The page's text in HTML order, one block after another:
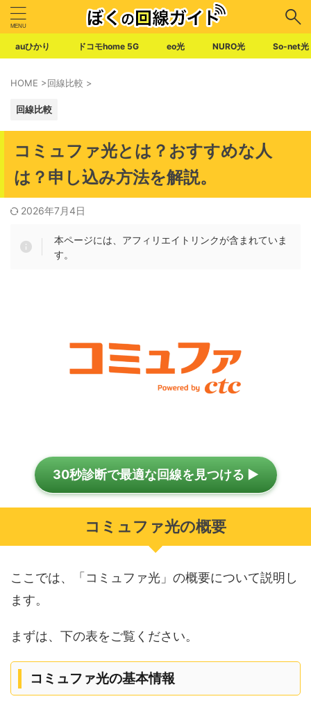
auひかり ドコモhome 5G eo光 NURO光 So-net光
HOME >回線比較 >
回線比較
コミュファ光とは？おすすめな人
は？申し込み方法を解説。
2026年7月4日
本ページには、アフィリエイトリンクが含まれていま
す。
30秒診断で最適な回線を見つける ▶
コミュファ光の概要
ここでは、「コミュファ光」の概要について説明し
ます。
まずは、下の表をご覧ください。
コミュファ光の基本情報